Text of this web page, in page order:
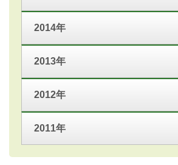
2014年
2013年
2012年
2011年